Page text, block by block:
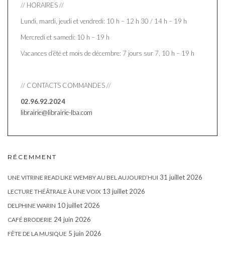
// HORAIRES //
Lundi, mardi, jeudi et vendredi: 10 h – 12 h 30 / 14 h – 19 h
Mercredi et samedi: 10 h – 19 h
Vacances d’été et mois de décembre: 7 jours sur 7, 10 h – 19 h
// CONTACTS COMMANDES //
02.96.92.2024
librairie@librairie-lba.com
RÉCEMMENT
UNE VITRINE READ LIKE WEMBY AU BEL AUJOURD’HUI 31 juillet 2026
LECTURE THÉÂTRALE À UNE VOIX 13 juillet 2026
DELPHINE WARIN 10 juillet 2026
CAFÉ BRODERIE 24 juin 2026
FÊTE DE LA MUSIQUE 5 juin 2026